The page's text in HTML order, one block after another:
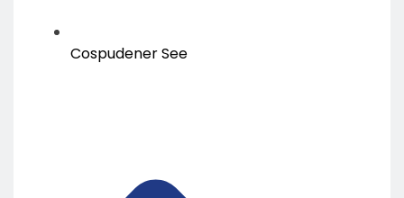
Cospudener See